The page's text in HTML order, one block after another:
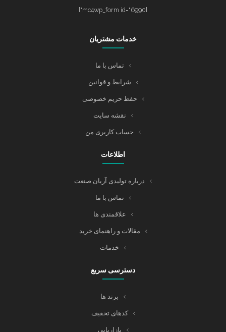
[mc4wp_form id="6990"]
خدمات مشتریان
تماس با ما
شرایط و قوانین
حفظ حریم خصوصی
نقشه سایت
حساب کاربری من
اطلاعات
درباره تولیدی آریان صنعت
تماس با ما
علاقمندی ها
مقالات و راهنمای خرید
خدمات
دسترسی سریع
برند ها
کدهای تخفیف
بازاریابی